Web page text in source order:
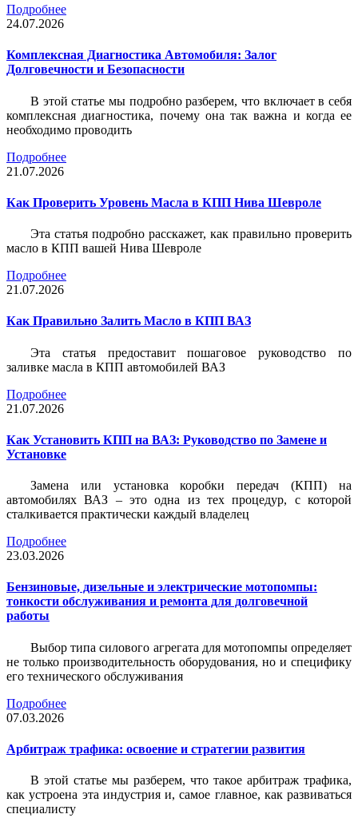
Подробнее
24.07.2026
Комплексная Диагностика Автомобиля: Залог
Долговечности и Безопасности
В этой статье мы подробно разберем, что включает в себя
комплексная диагностика, почему она так важна и когда ее
необходимо проводить
Подробнее
21.07.2026
Как Проверить Уровень Масла в КПП Нива Шевроле
Эта статья подробно расскажет, как правильно проверить
масло в КПП вашей Нива Шевроле
Подробнее
21.07.2026
Как Правильно Залить Масло в КПП ВАЗ
Эта статья предоставит пошаговое руководство по
заливке масла в КПП автомобилей ВАЗ
Подробнее
21.07.2026
Как Установить КПП на ВАЗ: Руководство по Замене и
Установке
Замена или установка коробки передач (КПП) на
автомобилях ВАЗ – это одна из тех процедур, с которой
сталкивается практически каждый владелец
Подробнее
23.03.2026
Бензиновые, дизельные и электрические мотопомпы:
тонкости обслуживания и ремонта для долговечной
работы
Выбор типа силового агрегата для мотопомпы определяет
не только производительность оборудования, но и специфику
его технического обслуживания
Подробнее
07.03.2026
Арбитраж трафика: освоение и стратегии развития
В этой статье мы разберем, что такое арбитраж трафика,
как устроена эта индустрия и, самое главное, как развиваться
специалисту